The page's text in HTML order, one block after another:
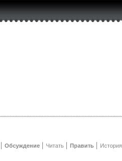
Обсуждение Читать Править История